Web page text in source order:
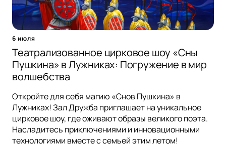
6 июля
Театрализованное цирковое шоу «Сны
Пушкина» в Лужниках: Погружение в мир
волшебства
Откройте для себя магию «Снов Пушкина» в
Лужниках! Зал Дружба приглашает на уникальное
цирковое шоу, где оживают образы великого поэта.
Насладитесь приключениями и инновационными
технологиями вместе с семьей этим летом!